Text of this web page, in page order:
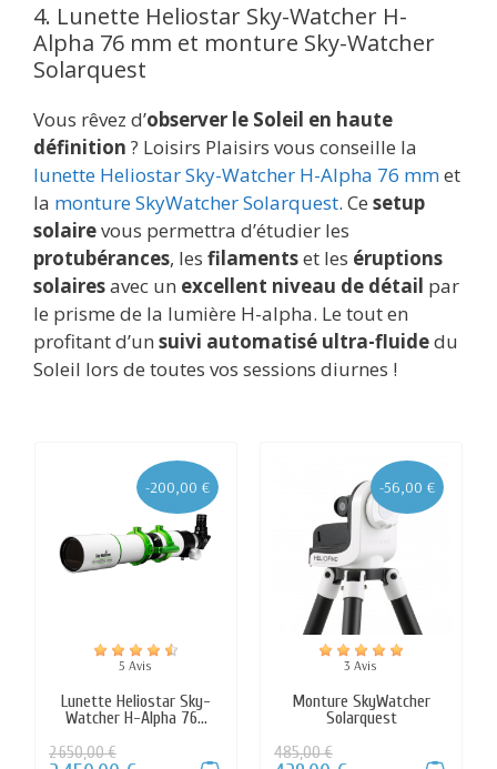
4. Lunette Heliostar Sky-Watcher H-
Alpha 76 mm et monture Sky-Watcher
Solarquest
Vous rêvez d’observer le Soleil en haute
définition ? Loisirs Plaisirs vous conseille la
lunette Heliostar Sky-Watcher H-Alpha 76 mmet
la monture SkyWatcher Solarquest. Ce setup
solairevous permettra d’étudier les
protubérances, les filamentset les éruptions
solairesavec un excellent niveau de détail par
le prisme de la lumière H-alpha. Le tout en
profitant d’un suivi automatisé ultra-fluidedu
Soleil lors de toutes vos sessions diurnes !